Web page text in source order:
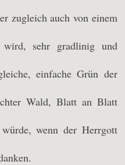
zugleich auch von einem
sehr gradlinig und
einfache Grün der
Wald, Blatt an Blatt
wenn der Herrgott